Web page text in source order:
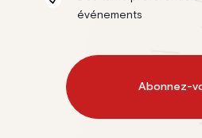
événements
Abonnez-